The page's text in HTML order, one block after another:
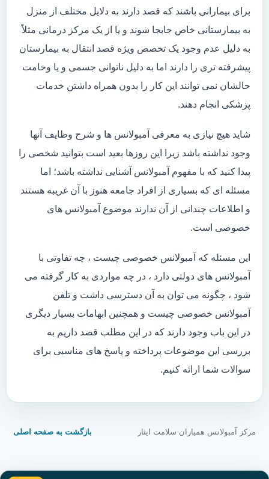
برای بیمارانی باشند که قصد دارند به دلایل مختلف از منزل
به بیمارستانی خاص جابجا شوند و یا از یک مرکز درمانی مثلاً
به دلیل عدم وجود یک تخصص ویژه قصد انتقال به بیمارستان
پیشرفته تری را دارند اما به دلیل ناتوانی جسمی و یا وخامت
حالشان نمی توانند این کار را بدون همراه داشتن خدمات
پزشکی انجام دهند.
شاید هیچ نیازی به معرفی آمبولانس ها و شرح وظایف آنها
وجود نداشته باشد زیرا این روزها بعید است بتوانید شخصی را
پیدا کنید که با مفهوم آمبولانس آشنایی نداشته باشد؛ اما
مسئله ای که بسیاری از افراد جامعه هنوز با آن غریبه هستند
و اطلاعات چندانی از آن ندارند موضوع آمبولانس های
خصوصی است.
این مسئله که آمبولانس خصوصی چیست ، چه تفاوتی با
آمبولانس های دولتی دارد ، در چه مواردی به کار گرفته می
شود ، چگونه می توان به آن دسترسی داشت و تلفن
آمبولانس خصوصی چیست و همچنین ابهامات بسیار دیگری
در این باب وجود دارند که در این مطلب قصد داریم به
بررسی این موضوعات پرداخته و پاسخ های مناسبی برای
سوالات شما ارائه کنیم.
مرکز آمبولانس همیاران سلامت ایثار بازگشت به صفحه اصلی